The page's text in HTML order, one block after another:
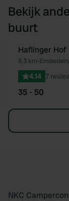
Bekijk
buurt
Haflinger Hof
8,3 km•
4.14 7
35 - 50
NKC